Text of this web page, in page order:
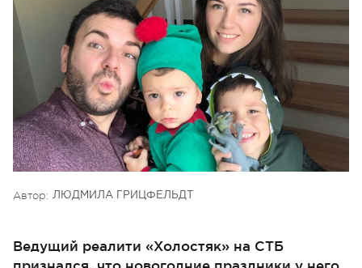
Автор: ЛЮДМИЛА ГРИЦФЕЛЬДТ
Ведущий реалити «Холостяк» на СТБ